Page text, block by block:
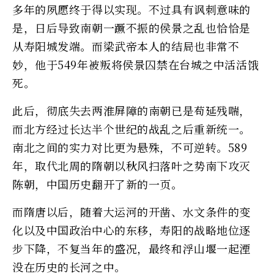
多年的夙愿终于得以实现。不过具有讽刺意味的
是，日后导致南朝一蹶不振的侯景之乱也恰恰是
从寿阳城发端。而梁武帝本人的结局也非常不
妙，他于549年被叛将侯景囚禁在台城之中活活饿
死。
此后，彻底失去两淮屏障的南朝已是苟延残喘，
而北方经过长达半个世纪的战乱之后重新统一。
南北之间的实力对比更为悬殊，不可逆转。589
年，取代北周的隋朝以秋风扫落叶之势南下攻灭
陈朝，中国历史翻开了新的一页。
而隋唐以后，随着大运河的开凿、水文条件的变
化以及中国政治中心的东移，寿阳的战略地位逐
步下降，不复当年的盛况，最终和浮山堰一起湮
没在历史的长河之中。